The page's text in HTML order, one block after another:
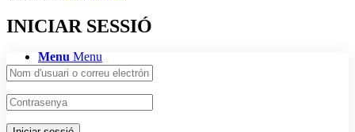
Menu Menu
INICIAR SESSIÓ